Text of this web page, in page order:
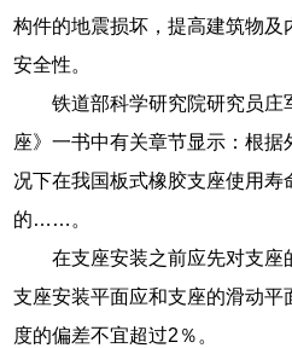
构件的地震损坏，提高建筑物及
安全性。
铁道部科学研究院研究员庄
座》一书中有关章节显示：根
况下在我国板式橡胶支座使用寿
的……。
在支座安装之前应先对支座
支座安装平面应和支座的滑动
度的偏差不宜超过2％。